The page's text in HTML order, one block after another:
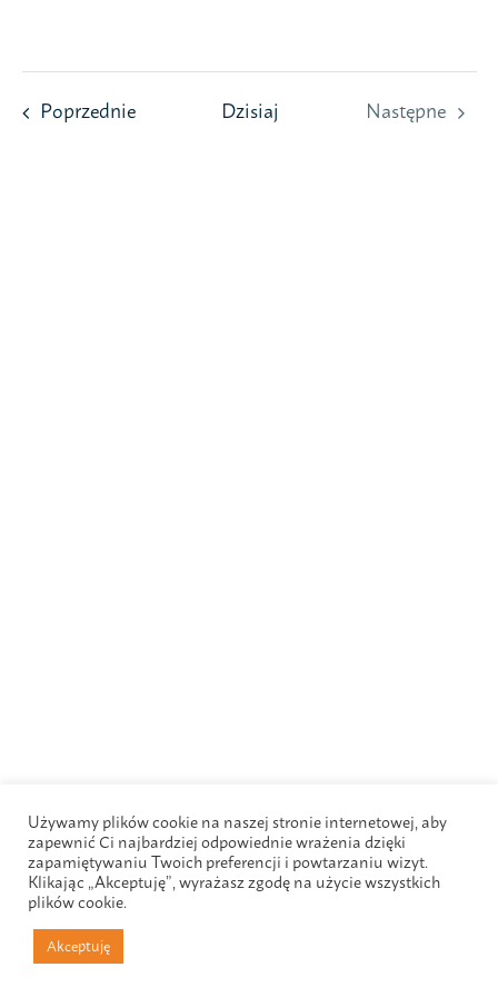
PoprzednieWydarzeniaDzisiaj
Następne
Używamy plików cookie na naszej stronie internetowej, aby
zapewnić Ci najbardziej odpowiednie wrażenia dzięki
zapamiętywaniu Twoich preferencji i powtarzaniu wizyt.
Klikając „Akceptuję”, wyrażasz zgodę na użycie wszystkich
plików cookie.
Akceptuję